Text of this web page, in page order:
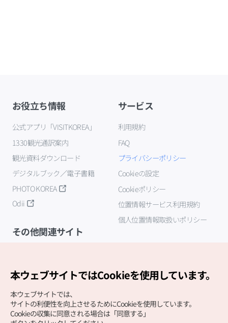
お役立ち情報
公式アプリ「VISITKOREA」
1330観光通訳案内
観光資料ダウンロード
デジタルブック／電子書籍
PHOTO KOREA
Odii
サービス
利用規約
FAQ
プライバシーポリシー
Cookieの設定
Cookieポリシー
位置情報サービス利用規約
個人位置情報取扱いポリシー
その他関連サイト
本ウェブサイトではCookieを使用しています。
本ウェブサイトでは、
サイトの利便性を向上させるためにCookieを使用しています。
Cookieの収集に同意される場合は「同意する」